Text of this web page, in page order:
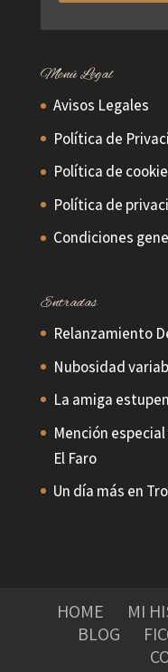
Menú Legal
Avisos Legales
Política de
Política de
Política de
Condiciones
Entradas
Relanzamiento
Nubosidad
La amiga
Mención
El Faro
Un día más en
HOME MI
BLOG